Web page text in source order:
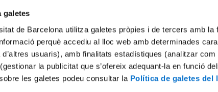
galetes
de Barcelona utilitza galetes pròpies i de tercers amb
perquè accediu al lloc web amb determinades
usuaris), amb finalitats estadístiques (analitzar
la publicitat que s’ofereix adequant-la en funció
les galetes podeu consultar la Política de galetes del